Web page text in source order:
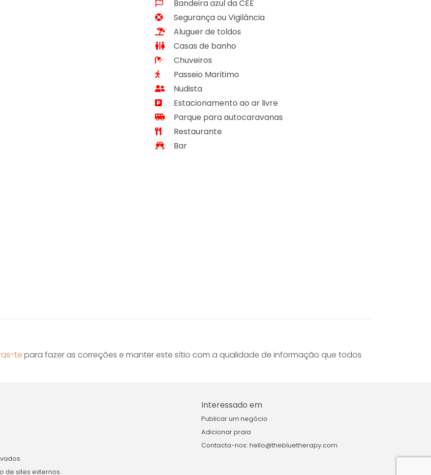
Bandeira azul da CEE
Segurança ou Vigilância
Aluguer de toldos
Casas de banho
Chuveiros
Passeio Maritimo
Nudista
Estacionamento ao ar livre
Parque para autocaravanas
Restaurante
Bar
te para fazer as correções e manter este sítio com a qualidade de informação que todos
Interessado em
Publicar um negócio
Adicionar praia
Contacta-nos: hello@thebluetherapy.com
de sites externos.